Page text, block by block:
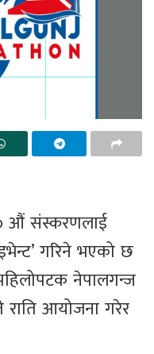
औं संस्करणलाई
गरिने भएको छ
नेपालगन्ज
राति आयोजना गरेर